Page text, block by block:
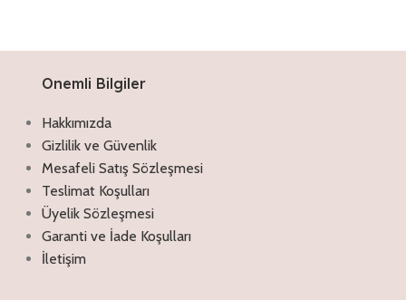
Onemli Bilgiler
Hakkımızda
Gizlilik ve Güvenlik
Mesafeli Satış Sözleşmesi
Teslimat Koşulları
Üyelik Sözleşmesi
Garanti ve İade Koşulları
İletişim